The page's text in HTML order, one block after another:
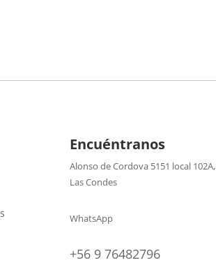
Encuéntranos
Alonso de Cordova 5151 local 102A,
Las Condes
WhatsApp
+56 9 76482796